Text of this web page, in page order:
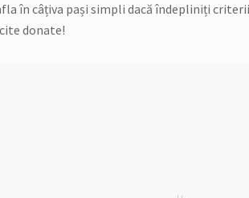
în câțiva pași simpli dacă îndepliniți
donate!